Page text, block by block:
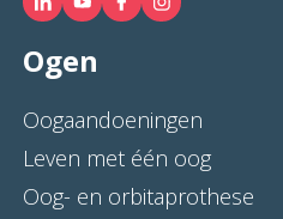
Ogen
Oogaandoeningen
Leven met één oog
Oog- en orbitaprothese